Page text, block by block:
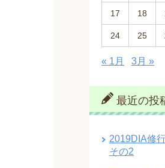
17 18
24 25
« 1月 3月 »
最近の投
2019DIA修
その2